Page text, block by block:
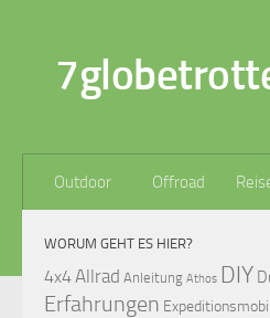
Outdoor Offroad
WORUM GEHT ES HIER?
4x4Allrad Anleitung Athos DIY
Erfahrungen Expeditionsmobil